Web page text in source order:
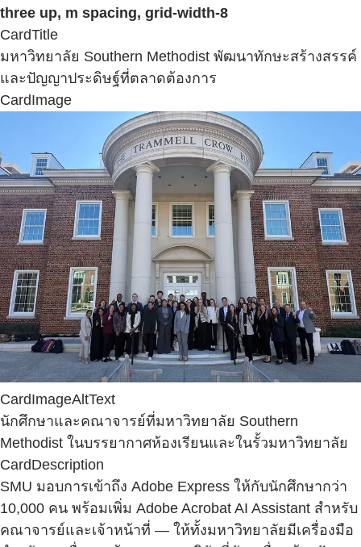
three up, m spacing, grid-width-8
CardTitle
มหาวิทยาลัย Southern Methodist พัฒนาทักษะสร้างสรรค์
และปัญญาประดิษฐ์ที่ตลาดต้องการ
CardImage
CardImageAltText
นักศึกษาและคณาจารย์ที่มหาวิทยาลัย Southern
Methodist ในบรรยากาศห้องเรียนและในรั้วมหาวิทยาลัย
CardDescription
SMU มอบการเข้าถึง Adobe Express ให้กับนักศึกษากว่า
10,000 คน พร้อมเพิ่ม Adobe Acrobat AI Assistant สำหรับ
คณาจารย์และเจ้าหน้าที่ — ให้ทั้งมหาวิทยาลัยมีเครื่องมือ